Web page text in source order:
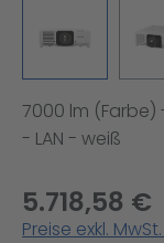
7000 lm (Farbe) -
- LAN - weiß
5.718,58 €
Preise exkl.